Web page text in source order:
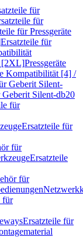
für
für
für Pressgeräte
Ersatzteile für
[2XL]Pressgeräte
Kompatibilität [4] /
Geberit Silent-
Silent-db20
für
Ersatzteile für
für
Ersatzteile
für
für
Ersatzteile für